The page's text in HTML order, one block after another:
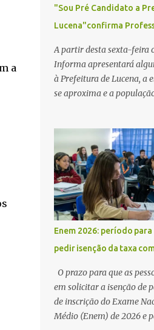
a
"Sou Pré Candidato a
Lucena"confirma
A partir desta sexta-feira
Informa apresentará
à Prefeitura de Lucena, a
se aproxima e a
articulações e possíveis
ou conquistar eleitorado.
agora como Pré
Léo Bandeira Valcinete
Gerson Andrade há
nomes aparecer ,
trazer mais informações.
entrevista foi com o
Andrade ,Professor da
(efetivo), supervisor,
e Biomedicina pela UFPB.
Illi, Gilberto Inácio,
,Escola Américo Falcão.
Enem 2026: período para
pedir isenção da taxa
O prazo para que as
em solicitar a isenção de
de inscrição do Exame
Médio (Enem) de 2026 e